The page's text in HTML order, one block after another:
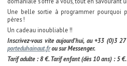
Une belle sortie à programmer pourquoi
pères !
Un cadeau inoubliable !!
Inscrivez-vous vite aujourd’hui, au +33 (0)3
porteduhainaut.frou sur Messenger.
Tarif adulte : 8 €. Tarif enfant (dès 10 ans) : 5 €.